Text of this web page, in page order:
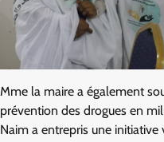
Mme la maire a également
prévention des drogues en
Naim a entrepris une